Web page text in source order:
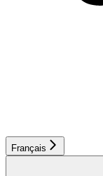
Français